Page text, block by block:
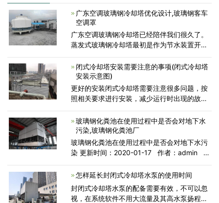
广东空调玻璃钢冷却塔优化设计,玻璃钢客车
空调罩
广东空调玻璃钢冷却塔已经陪伴我们很久了。
蒸发式玻璃钢冷却塔最初是作为节水装置开发
系统的依赖性，并成功地替代了许多此类系
统。玻璃钢冷却塔
闭式冷却塔安装需要注意的事项(闭式冷却塔
安装示意图)
更好的安装闭式冷却塔需要注意很多问题，按
照相关要求进行安装，减少运行时出现的故障
装设备时就要注意一些要点问题，减少安装失
误率，以便用户能正确
玻璃钢化粪池在使用过程中是否会对地下水
污染,玻璃钢化粪池厂
玻璃钢化粪池在使用过程中是否会对地下水污
染 更新时间：2020-01-17 作者：admin
对地下水污染 这里玻璃钢化粪池的一些优势。
玻璃化粪
怎样延长封闭式冷却塔水泵的使用时间
封闭式冷却塔水泵的配备需要有效，不可以忽
视，在系统软件不用大流量及其高水泵扬程的